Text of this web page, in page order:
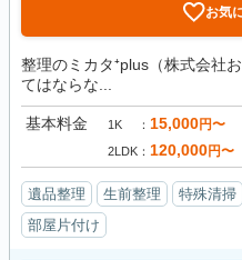
お気
整理のミカタ⁺plus（株式会社
てはならな...
基本料金 1K 15,000円〜
2LDK 120,000円〜
遺品整理 生前整理 特殊清掃
部屋片付け